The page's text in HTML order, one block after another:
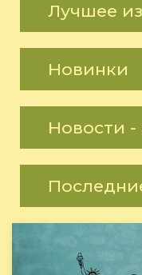
Лучшее
Новинки
Новости -